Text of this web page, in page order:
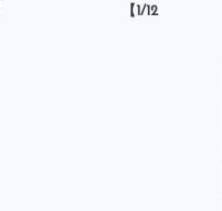
【1/12（水）】